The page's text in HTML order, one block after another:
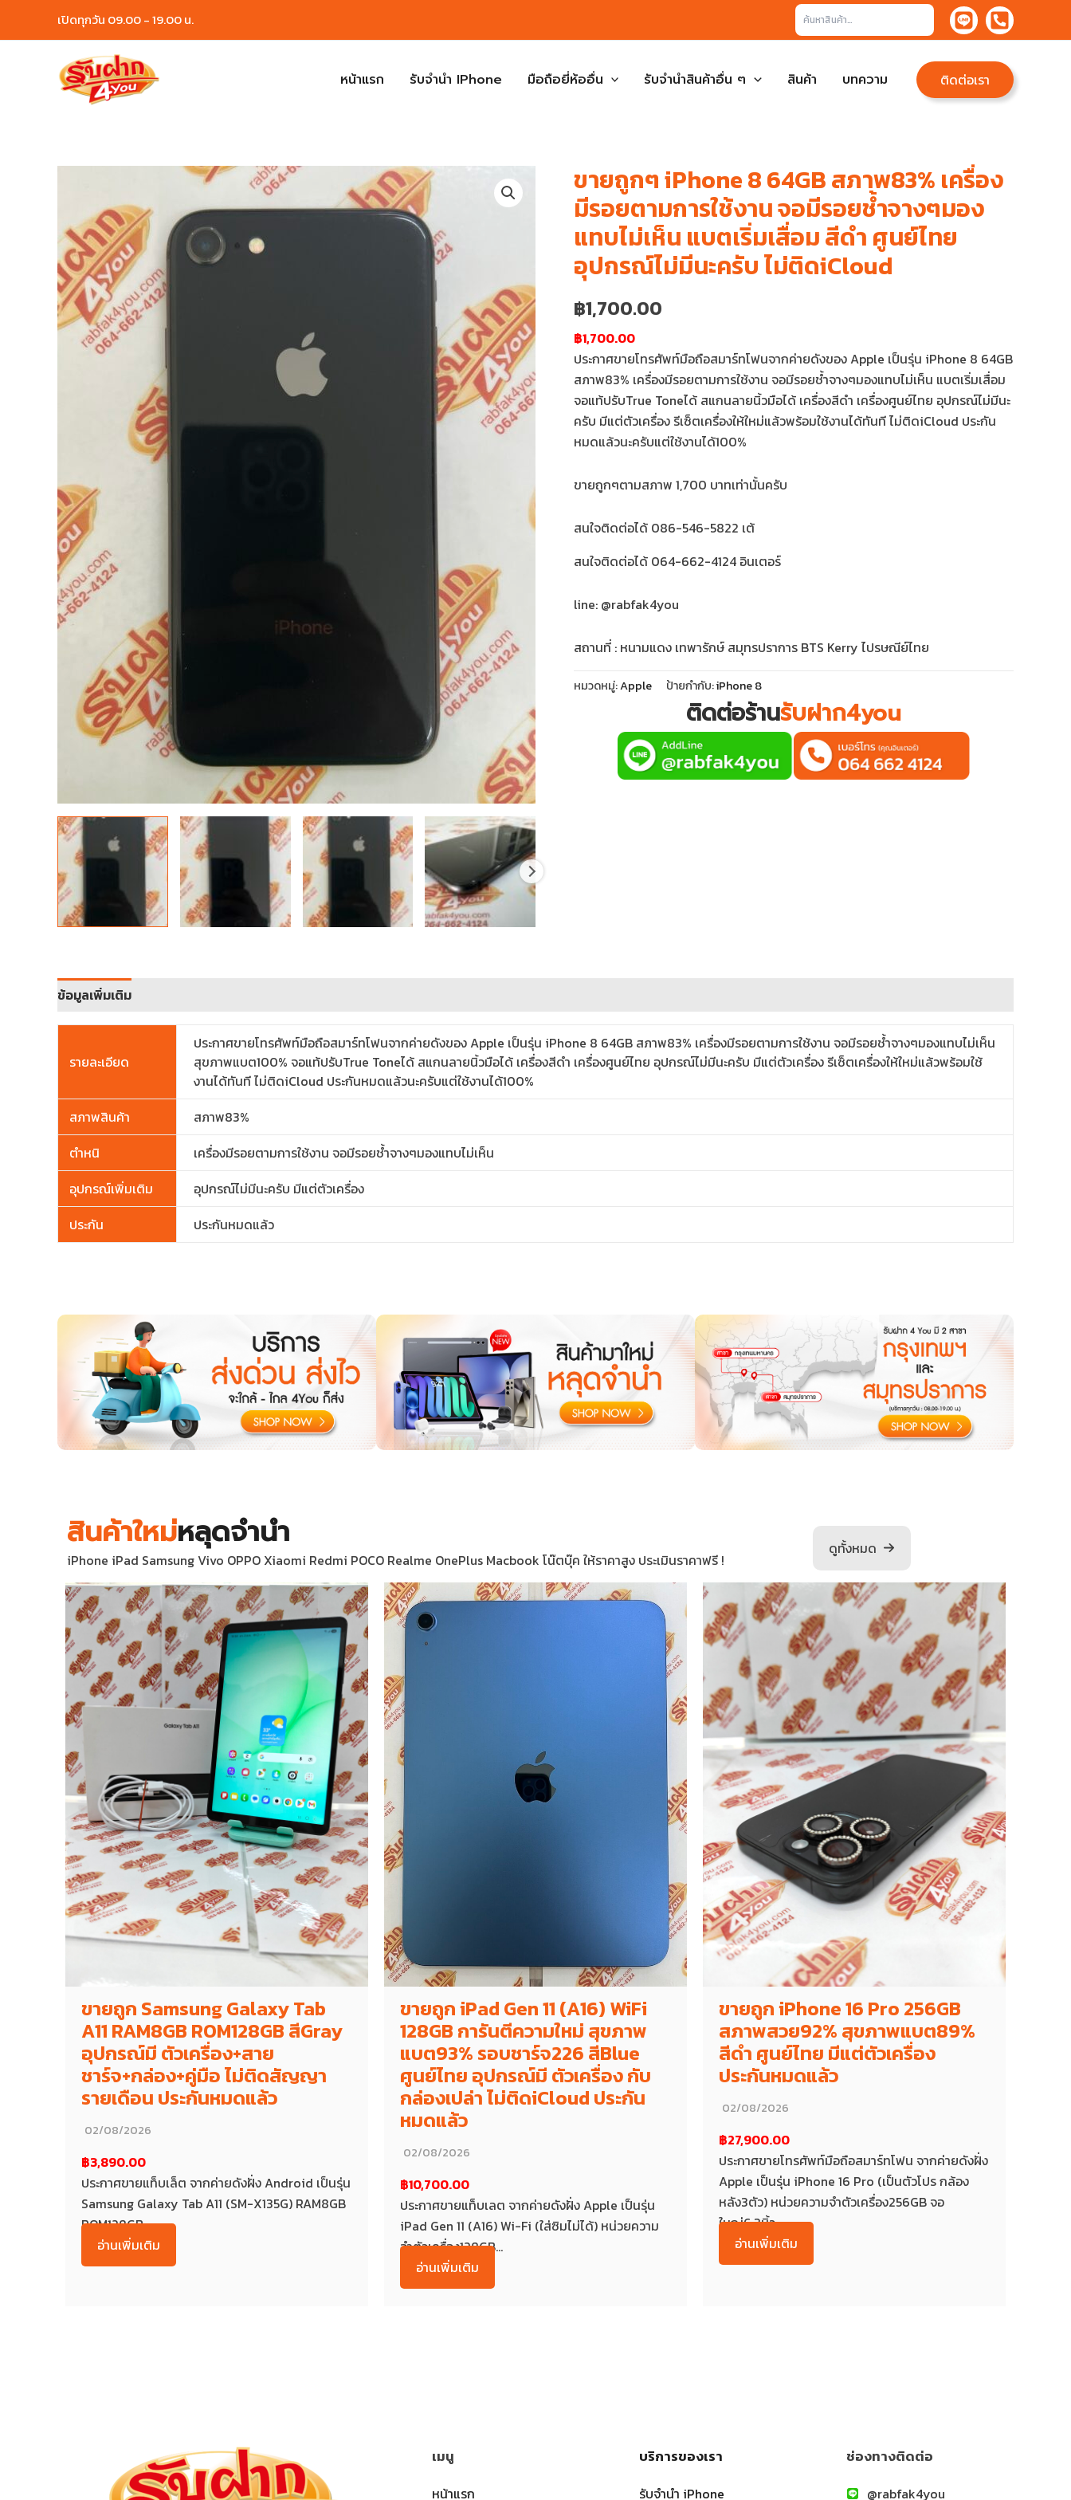
เปิดทุกวัน 09.00 - 19.00 น. ค้นหา
หน้าแรก รับจำนำ IPhone มือถือยี่ห้ออื่น รับจำนำสินค้าอื่น ๆ สินค้า บทความ ติดต่อเรา
ขายถูกๆ iPhone 8 64GB สภาพ83% เครื่อง
มีรอยตามการใช้งาน จอมีรอยช้ำจางๆมอง
แทบไม่เห็น แบตเริ่มเสื่อม สีดำ ศูนย์ไทย
อุปกรณ์ไม่มีนะครับ ไม่ติดiCloud
฿1,700.00
฿1,700.00
ประกาศขายโทรศัพท์มือถือสมาร์ทโฟนจากค่ายดังของ Apple เป็นรุ่น iPhone 8 64GB
สภาพ83% เครื่องมีรอยตามการใช้งาน จอมีรอยช้ำจางๆมองแทบไม่เห็น แบตเริ่มเสื่อม
จอแท้ปรับTrue Toneได้ สแกนลายนิ้วมือได้ เครื่องสีดำ เครื่องศูนย์ไทย อุปกรณ์ไม่มีนะ
ครับ มีแต่ตัวเครื่อง รีเซ็ตเครื่องให้ใหม่แล้วพร้อมใช้งานได้ทันที ไม่ติดiCloud ประกัน
หมดแล้วนะครับแต่ใช้งานได้100%
ขายถูกๆตามสภาพ 1,700 บาทเท่านั้นครับ
สนใจติดต่อได้ 086-546-5822 เต้
สนใจติดต่อได้ 064-662-4124 อินเตอร์
line: @rabfak4you
สถานที่ : หนามแดง เทพารักษ์ สมุทรปราการ BTS Kerry ไปรษณีย์ไทย
หมวดหมู่:Apple ป้ายกำกับ:iPhone 8
ติดต่อร้านรับฝาก4you
ข้อมูลเพิ่มเติม
รายละเอียด
ประกาศขายโทรศัพท์มือถือสมาร์ทโฟนจากค่ายดังของ Apple เป็นรุ่น iPhone 8 64GB สภาพ83% เครื่องมีรอยตามการใช้งาน จอมีรอยช้ำจางๆมองแทบไม่เห็น
สุขภาพแบต100% จอแท้ปรับTrue Toneได้ สแกนลายนิ้วมือได้ เครื่องสีดำ เครื่องศูนย์ไทย อุปกรณ์ไม่มีนะครับ มีแต่ตัวเครื่อง รีเซ็ตเครื่องให้ใหม่แล้วพร้อมใช้
งานได้ทันที ไม่ติดiCloud ประกันหมดแล้วนะครับแต่ใช้งานได้100%
สภาพสินค้า
สภาพ83%
ตำหนิ
เครื่องมีรอยตามการใช้งาน จอมีรอยช้ำจางๆมองแทบไม่เห็น
อุปกรณ์เพิ่มเติม
อุปกรณ์ไม่มีนะครับ มีแต่ตัวเครื่อง
ประกัน
ประกันหมดแล้ว
สินค้าใหม่หลุดจำนำ
iPhone iPad Samsung Vivo OPPO Xiaomi Redmi POCO Realme OnePlus Macbook โน๊ตบุ๊ค ให้ราคาสูง ประเมินราคาฟรี !
ดูทั้งหมด
ขายถูก Samsung Galaxy Tab
A11 RAM8GB ROM128GB สีGray
อุปกรณ์มี ตัวเครื่อง+สาย
ชาร์จ+กล่อง+คู่มือ ไม่ติดสัญญา
รายเดือน ประกันหมดแล้ว
02/08/2026
฿3,890.00
ประกาศขายแท็บเล็ต จากค่ายดังฝั่ง Android เป็นรุ่น
Samsung Galaxy Tab A11 (SM-X135G) RAM8GB
ROM128GB...
อ่านเพิ่มเติม
ขายถูก iPad Gen 11 (A16) WiFi
128GB การันตีความใหม่ สุขภาพ
แบต93% รอบชาร์จ226 สีBlue
ศูนย์ไทย อุปกรณ์มี ตัวเครื่อง กับ
กล่องเปล่า ไม่ติดiCloud ประกัน
หมดแล้ว
02/08/2026
฿10,700.00
ประกาศขายแท็บเลต จากค่ายดังฝั่ง Apple เป็นรุ่น
iPad Gen 11 (A16) Wi-Fi (ใส่ซิมไม่ได้) หน่วยความ
จำตัวเครื่อง128GB...
อ่านเพิ่มเติม
ขายถูก iPhone 16 Pro 256GB
สภาพสวย92% สุขภาพแบต89%
สีดำ ศูนย์ไทย มีแต่ตัวเครื่อง
ประกันหมดแล้ว
02/08/2026
฿27,900.00
ประกาศขายโทรศัพท์มือถือสมาร์ทโฟน จากค่ายดังฝั่ง
Apple เป็นรุ่น iPhone 16 Pro (เป็นตัวโปร กล้อง
หลัง3ตัว) หน่วยความจำตัวเครื่อง256GB จอ
ใหญ่6.3นิ้ว...
อ่านเพิ่มเติม
เมนู
หน้าแรก
บริการของเรา
รับจำนำ iPhone
ช่องทางติดต่อ
@rabfak4you